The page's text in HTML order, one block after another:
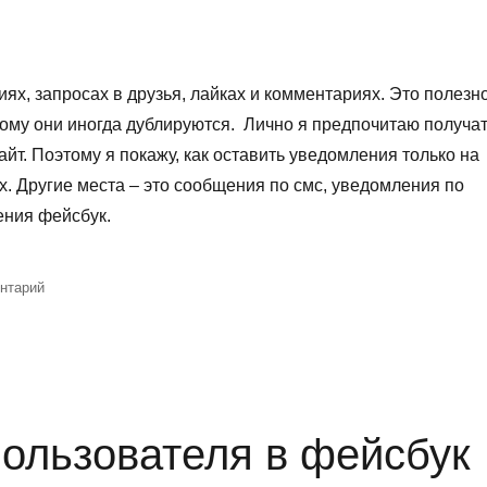
запросах в друзья, лайках и комментариях. Это
они иногда дублируются. Лично я предпочитаю
Поэтому я покажу, как оставить уведомления только на
Другие места – это сообщения по смс, уведомления по
фейсбук.
к
в фейсбук